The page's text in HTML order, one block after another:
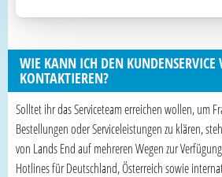
WIE KANN ICH DEN KUNDENSERVICE
KONTAKTIEREN?
Solltet ihr das Serviceteam erreichen wollen, um
Bestellungen oder Serviceleistungen zu klären,
von Lands End auf mehreren Wegen zur
Hotlines für Deutschland, Österreich sowie